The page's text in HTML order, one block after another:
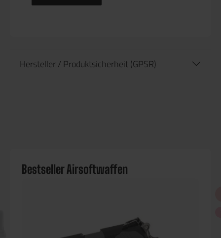
Hersteller / Produktsicherheit (GPSR)
Bestseller Airsoftwaffen